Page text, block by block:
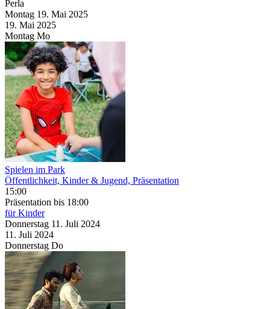
Perla
Montag 19. Mai 2025
19. Mai 2025
Montag Mo
Spielen im Park
Öffentlichkeit, Kinder & Jugend, Präsentation
15:00
Präsentation bis 18:00
für Kinder
Donnerstag 11. Juli 2024
11. Juli 2024
Donnerstag Do